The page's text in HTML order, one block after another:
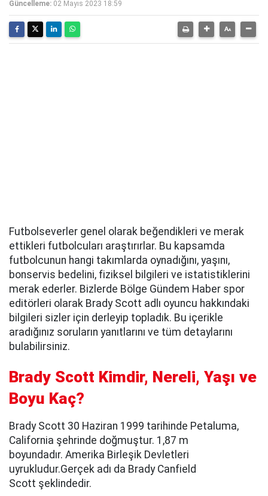
Güncelleme: 02 Mayıs 2023 18:59
Futbolseverler genel olarak beğendikleri ve merak
ettikleri futbolcuları araştırırlar. Bu kapsamda
futbolcunun hangi takımlarda oynadığını, yaşını,
bonservis bedelini, fiziksel bilgileri ve istatistiklerini
merak ederler. Bizlerde Bölge Gündem Haber spor
editörleri olarak Brady Scott adlı oyuncu hakkındaki
bilgileri sizler için derleyip topladık. Bu içerikle
aradığınız soruların yanıtlarını ve tüm detaylarını
bulabilirsiniz.
Brady Scott Kimdir, Nereli, Yaşı ve
Boyu Kaç?
Brady Scott 30 Haziran 1999 tarihinde Petaluma,
California şehrinde doğmuştur. 1,87 m
boyundadır. Amerika Birleşik Devletleri
uyrukludur.Gerçek adı da Brady Canfield
Scott şeklindedir.